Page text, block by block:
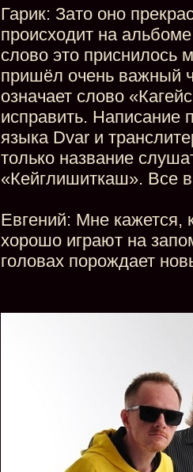
Гарик: Зато оно
происходит на
слово это приснилось
пришёл очень важный
означает слово
исправить. Написание
языка Dvar и
только название
«Кейглишиткаш». Все
Евгений: Мне кажется,
хорошо играют на
головах порождает